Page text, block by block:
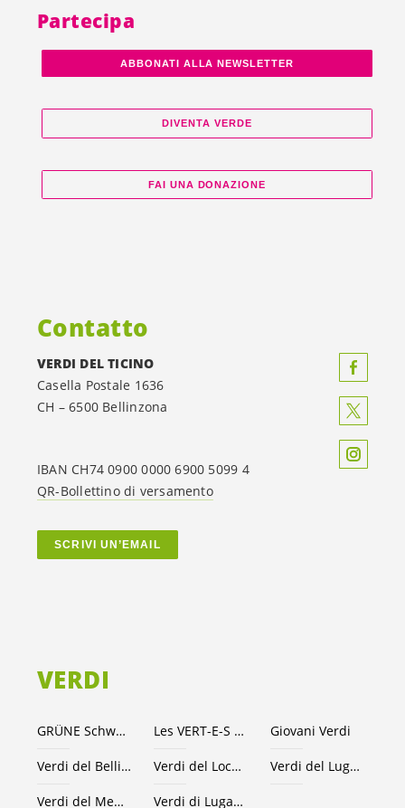
VERDI
GRÜNE Schweiz Les VERT-E-S suisses Giovani Verdi
Verdi del Bellinzonese e valli Verdi del Locarnese Verdi del Luganese
Verdi del Mendrisiotto Verdi di Lugano
Partecipa
ABBONATI ALLA NEWSLETTER
DIVENTA VERDE
FAI UNA DONAZIONE
Contatto
VERDI DEL TICINO
Casella Postale 1636
CH – 6500 Bellinzona
IBAN CH74 0900 0000 6900 5099 4
QR-Bollettino di versamento
SCRIVI UN’EMAIL